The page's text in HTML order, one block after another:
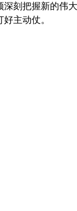
深刻把握新的伟
主动仗。